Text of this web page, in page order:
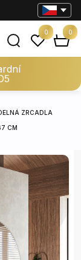
0 0
ZRCADLA
CM